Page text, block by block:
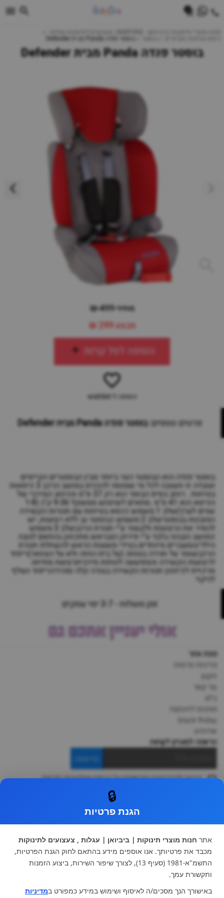
בוסטר פנדה Panda מבית Defender
מחיר 499 ₪
מבצע299 ₪
הוספה לסל קניות
הוספה ל-wishlist
פרטים נוספים:בוסטר פנדה Panda מבית Defender
בוסטר פנדה הוא הבוסטר הצר ביותר מבין הבוסטרים הקיימים
ועובדה זו חשובה לכל מי שמנסה להכניס במושב הרכב 3 כיסאות
בטיחות . רוחב בסיס הבוסר הוא רק 37 ס"מ והרוחב המירבי של
הכיסא הוא 41 ס"מ .מתאים לשימוש ממשקל 9-36 ק"ג (1-8
שנים לערך)שלב 1:משמש ככסא בטיחות עם חגורות הקשירה
המובנות בבוסטרשלב 2:משמש כבוסטר גב ללא רצועות, יש
להסיר את הרצועות ולקשור ע"י חגורת הרכבשלב 3:משמש
כמושב הגבהה בלבד ע"י פירוק הגבראש מתכוונן בהתאם לגובה
הילד/המעברים מיוחדים בצידי משענת הראש להשחלת חגורת
הרכבשומר על חגירה בטוחה (על בית החזה ולא על הצוואר)ריפוד
לרצועות הקשירה והמפשעה לנוחות מירביתרצועת מתיחה
מרכזית לכיוונון חגורות הקשירה בצורה קלה ומהירהריפוד נשלף
לניקוי
זמן משלוח - 3-7 ימי עסקים
אולי יעניין אתכם גם
מפת אתר
צור קשר
מותגים לתינוקות
black-friday
אודותינו
הרשמה למועדון לקוחות
הרשמה
ברצוני לקבל מידע ופרסומות על הנחות וקולקציות חדשות
עגלות וטיולונים
כיסא בטיחות ואביזרים
ריהוט לתינוקות
מצעים למיטת תינוק וטקסטיל
צעצועי ילדים
על גלגלים
הנקה והאכלה
מוצרי אמבטיה
🔒
הגנת פרטיות
אתר חנות מוצרי תינוקות | ביביואן | עגלות , צעצועים לתינוקות
מכבד את פרטיותך. אנו אוספים מידע בהתאם לחוק הגנת הפרטיות,
התשמ"א-1981 (סעיף 13), לצורך שיפור השירות, ביצוע הזמנות
ותקשורת עמך.
באישורך הנך מסכים/ה לאיסוף ושימוש במידע כמפורט במדיניות